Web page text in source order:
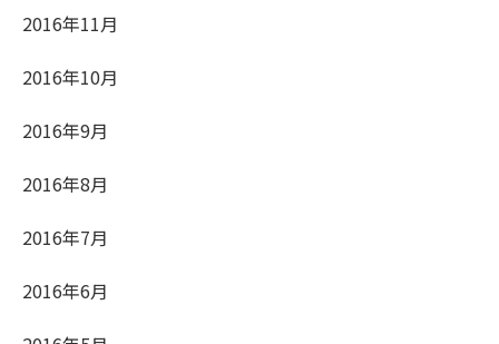
2016年11月
2016年10月
2016年9月
2016年8月
2016年7月
2016年6月